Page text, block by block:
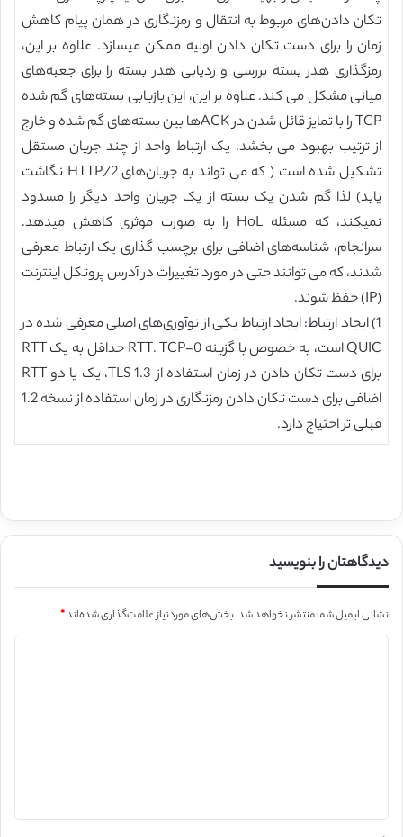
تکان دادن‌های مربوط به انتقال و رمزنگاری در همان پیام کاهش
زمان را برای دست تکان دادن اولیه ممکن میسازد. علاوه بر این،
رمزگذاری هدر بسته بررسی و ردیابی هدر بسته را برای جعبه‌های
میانی مشکل می کند. علاوه بر این، این بازیابی بسته‌های گم شده
TCP را با تمایز قائل شدن در ACKها بین بسته‌های گم شده و خارج
از ترتیب بهبود می بخشد. یک ارتباط واحد از چند جریان مستقل
تشکیل شده است ( که می تواند به جریان‌های HTTP/2 نگاشت
یابد) لذا گم شدن یک بسته از یک جریان واحد دیگر را مسدود
نمیکند، که مسئله HoL را به صورت موثری کاهش میدهد.
سرانجام، شناسه‌های اضافی برای برچسب گذاری یک ارتباط معرفی
شدند، که می توانند حتی در مورد تغییرات در آدرس پروتکل اینترنت
(IP) حفظ شوند.
1) ایجاد ارتباط: ایجاد ارتباط یکی از نوآوری‌های اصلی معرفی شده در
QUIC است، به خصوص با گزینه 0-RTT. TCP حداقل به یک RTT
برای دست تکان دادن در زمان استفاده از TLS 1.3، یک یا دو RTT
اضافی برای دست تکان دادن رمزنگاری در زمان استفاده از نسخه 1.2
قبلی تر احتیاج دارد.
دیدگاهتان را بنویسید
نشانی ایمیل شما منتشر نخواهد شد.بخش‌های موردنیاز علامت‌گذاری شده‌اند*